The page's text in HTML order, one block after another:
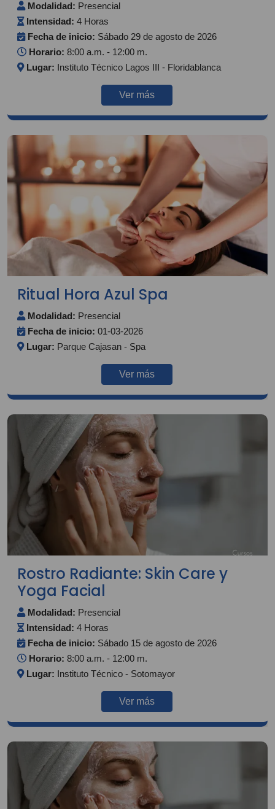
Modalidad: Presencial
Intensidad: 4 Horas
Fecha de inicio: Sábado 29 de agosto de 2026
Horario: 8:00 a.m. - 12:00 m.
Lugar: Instituto Técnico Lagos III - Floridablanca
Ver más
Ritual Hora Azul Spa
Modalidad: Presencial
Fecha de inicio: 01-03-2026
Lugar: Parque Cajasan - Spa
Ver más
Rostro Radiante: Skin Care y
Yoga Facial
Modalidad: Presencial
Intensidad: 4 Horas
Fecha de inicio: Sábado 15 de agosto de 2026
Horario: 8:00 a.m. - 12:00 m.
Lugar: Instituto Técnico - Sotomayor
Ver más